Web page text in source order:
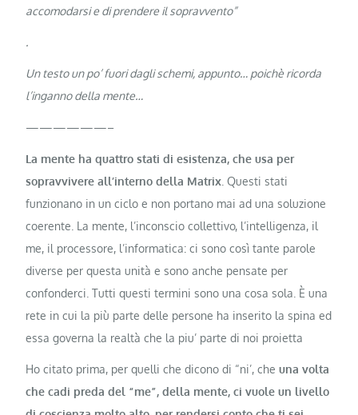
accomodarsi e di prendere il sopravvento”
.
Un testo un po’ fuori dagli schemi, appunto… poichè ricorda
l’inganno della mente…
——————–
La mente ha quattro stati di esistenza, che usa per
sopravvivere all’interno della Matrix . Questi stati
funzionano in un ciclo e non portano mai ad una soluzione
coerente. La mente, l’inconscio collettivo, l’intelligenza, il
me, il processore, l’informatica: ci sono così tante parole
diverse per questa unità e sono anche pensate per
confonderci. Tutti questi termini sono una cosa sola. È una
rete in cui la più parte delle persone ha inserito la spina ed
essa governa la realtà che la piu’ parte di noi proietta
Ho citato prima, per quelli che dicono di “ni’, cheuna volta
che cadi preda del “me”, della mente, ci vuole un livello